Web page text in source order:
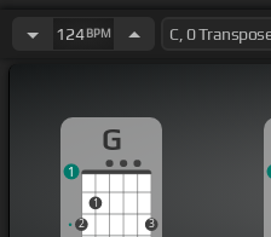
gestos, y
mi juicio es
124BPM
G
2
1
3
1